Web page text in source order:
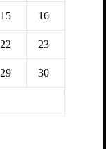
15 16
22 23
29 30